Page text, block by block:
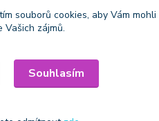
souborů cookies, aby Vám
Vašich zájmů.
Souhlasím